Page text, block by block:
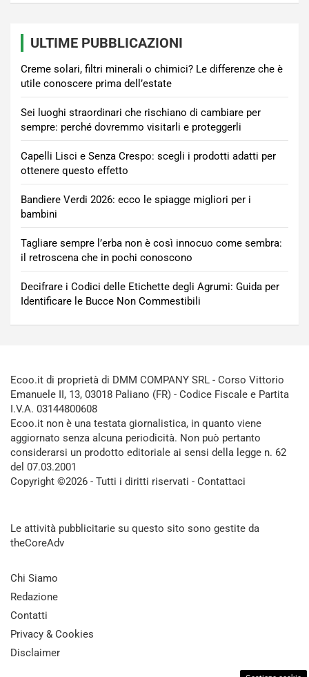
ULTIME PUBBLICAZIONI
Creme solari, filtri minerali o chimici? Le differenze che è
utile conoscere prima dell’estate
Sei luoghi straordinari che rischiano di cambiare per
sempre: perché dovremmo visitarli e proteggerli
Capelli Lisci e Senza Crespo: scegli i prodotti adatti per
ottenere questo effetto
Bandiere Verdi 2026: ecco le spiagge migliori per i
bambini
Tagliare sempre l’erba non è così innocuo come sembra:
il retroscena che in pochi conoscono
Decifrare i Codici delle Etichette degli Agrumi: Guida per
Identificare le Bucce Non Commestibili
Ecoo.it di proprietà di DMM COMPANY SRL - Corso Vittorio
Emanuele II, 13, 03018 Paliano (FR) - Codice Fiscale e Partita
I.V.A. 03144800608
Ecoo.it non è una testata giornalistica, in quanto viene
aggiornato senza alcuna periodicità. Non può pertanto
considerarsi un prodotto editoriale ai sensi della legge n. 62
del 07.03.2001
Copyright ©2026 - Tutti i diritti riservati - Contattaci
Le attività pubblicitarie su questo sito sono gestite da
theCoreAdv
Chi Siamo
Redazione
Contatti
Privacy & Cookies
Disclaimer